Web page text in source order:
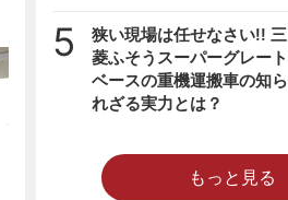
5
狭い現場は任せなさい!! 三
菱ふそうスーパーグレート
ベースの重機運搬車の知ら
れざる実力とは？
もっと見る